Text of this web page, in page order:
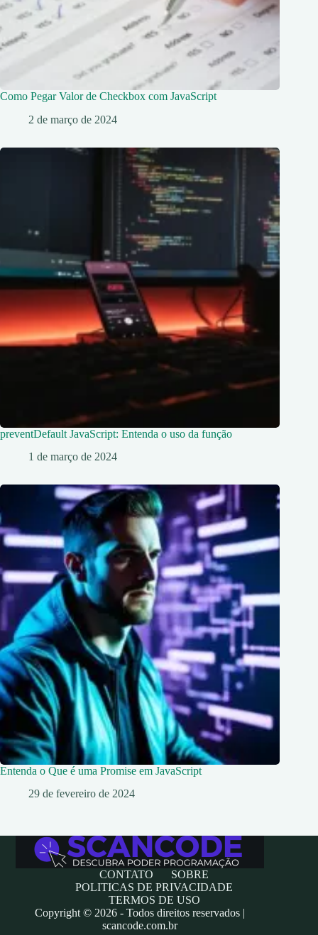
Como Pegar Valor de Checkbox com JavaScript
2 de março de 2024
preventDefault JavaScript: Entenda o uso da função
1 de março de 2024
Entenda o Que é uma Promise em JavaScript
29 de fevereiro de 2024
CONTATO
SOBRE
POLITICAS DE PRIVACIDADE
TERMOS DE USO
Copyright © 2026 - Todos direitos reservados |
scancode.com.br